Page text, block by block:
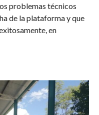
problemas técnicos
de la plataforma y que
en